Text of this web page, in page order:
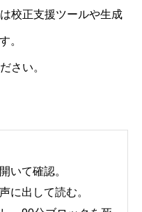
校正支援ツールや生成
。
さい。
いて確認。
に出して読む。